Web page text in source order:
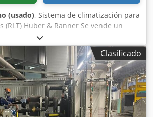
(usado), Sistema de climatización para
(RLT) Huber & Ranner Se vende un
y climatización industrial de alta
del fabricante de primera línea
sistema se utilizaba como unidad de
cabina de pintura y se encuentra
limpio y con un mantenimiento
controla todo el clima del aire
humidificación, circulación) y es
de producción, talleres de pintura,
Clasificado